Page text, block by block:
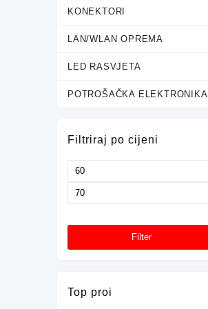
KONEKTORI
LAN/WLAN OPREMA
LED RASVJETA
POTROŠAČKA ELEKTRONIKA
Filtriraj po cijeni
Minimalna
Maksimalna
Filter
Top proi